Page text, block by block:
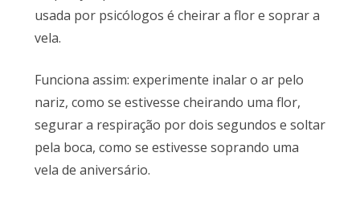
usada por psicólogos é cheirar a flor e soprar a
vela.
Funciona assim: experimente inalar o ar pelo
nariz, como se estivesse cheirando uma flor,
segurar a respiração por dois segundos e soltar
pela boca, como se estivesse soprando uma
vela de aniversário.